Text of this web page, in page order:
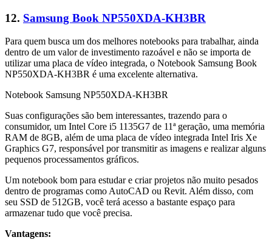
12. Samsung Book NP550XDA-KH3BR
Para quem busca um dos melhores notebooks para trabalhar, ainda
dentro de um valor de investimento razoável e não se importa de
utilizar uma placa de vídeo integrada, o Notebook Samsung Book
NP550XDA-KH3BR é uma excelente alternativa.
Notebook Samsung NP550XDA-KH3BR
Suas configurações são bem interessantes, trazendo para o
consumidor, um Intel Core i5 1135G7 de 11ª geração, uma memória
RAM de 8GB, além de uma placa de vídeo integrada Intel Iris Xe
Graphics G7, responsável por transmitir as imagens e realizar alguns
pequenos processamentos gráficos.
Um notebook bom para estudar e criar projetos não muito pesados
dentro de programas como AutoCAD ou Revit. Além disso, com
seu SSD de 512GB, você terá acesso a bastante espaço para
armazenar tudo que você precisa.
Vantagens: